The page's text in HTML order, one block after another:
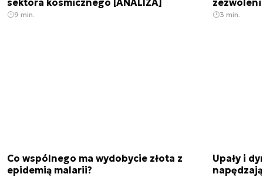
sektora kosmicznego [ANALIZA]
9 min. 3 min.
Co wspólnego ma wydobycie złota z
epidemią malarii?
Upały i